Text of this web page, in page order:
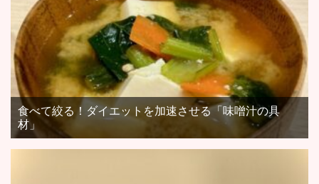
食べて絞る！ダイエットを加速させる「味噌汁の具
材」